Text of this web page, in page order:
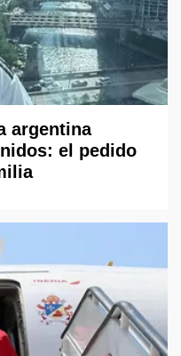
argentina
el pedido